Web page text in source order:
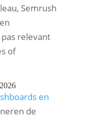
Semrush
relevant
of
en
de